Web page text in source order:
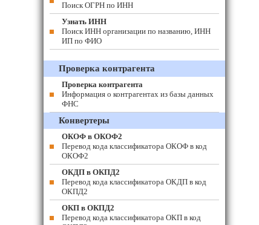
Поиск ОГРН по ИНН
Узнать ИНН
Поиск ИНН организации по названию, ИНН
ИП по ФИО
Проверка контрагента
Проверка контрагента
Информация о контрагентах из базы данных
ФНС
Конвертеры
ОКОФ в ОКОФ2
Перевод кода классификатора ОКОФ в код
ОКОФ2
ОКДП в ОКПД2
Перевод кода классификатора ОКДП в код
ОКПД2
ОКП в ОКПД2
Перевод кода классификатора ОКП в код